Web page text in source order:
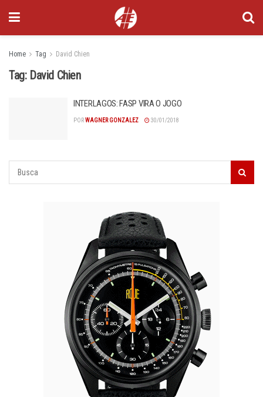
Home Tag David Chien
Tag: David Chien
INTERLAGOS: FASP VIRA O JOGO
PORWAGNER GONZALEZ 30/01/2018